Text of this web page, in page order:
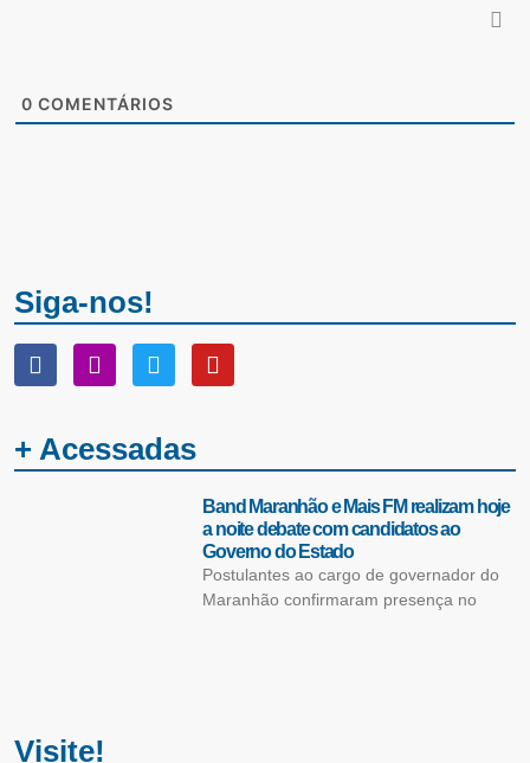
0 COMENTÁRIOS
Siga-nos!
+ Acessadas
Band Maranhão e Mais FM realizam hoje
a noite debate com candidatos ao
Governo do Estado
Postulantes ao cargo de governador do
Maranhão confirmaram presença no
Visite!